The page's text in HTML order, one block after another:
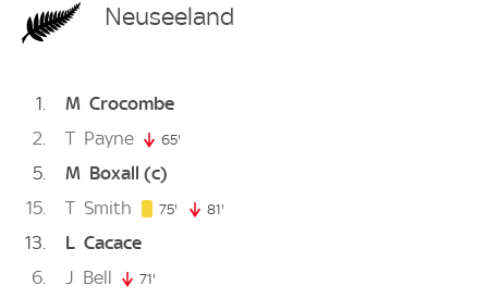
Neuseeland
1 M Crocombe
2
T Payne 65'
5 M Boxall (c)
15
T Smith 75' 75. minute
81'
13 L Cacace
6
J Bell 71'